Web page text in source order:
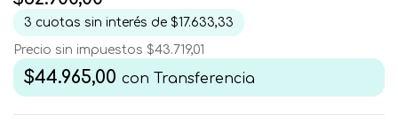
3 cuotas sin interés de $17.633,33
Precio sin impuestos $43.719,01
$44.965,00 con Transferencia